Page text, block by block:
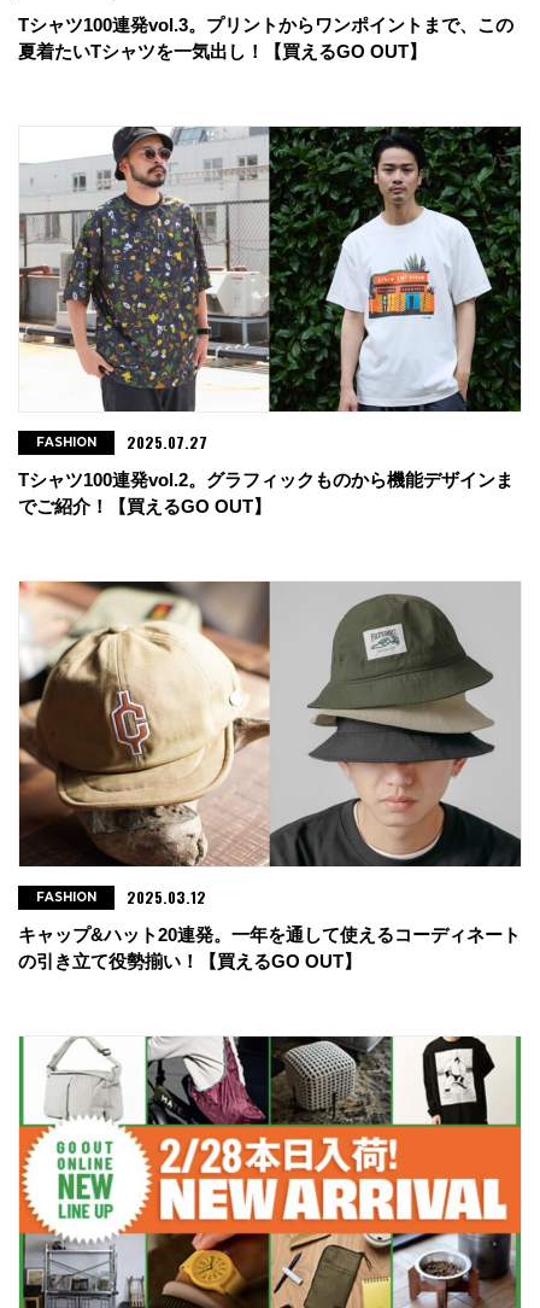
Tシャツ100連発vol.3。プリントからワンポイントまで、この
夏着たいTシャツを一気出し！【買えるGO OUT】
Tシャツ100連発vol.2。グラフィックものから機能デザインま
でご紹介！【買えるGO OUT】
FASHION 2025.07.27
キャップ&ハット20連発。一年を通して使えるコーディネート
の引き立て役勢揃い！【買えるGO OUT】
FASHION 2025.03.12